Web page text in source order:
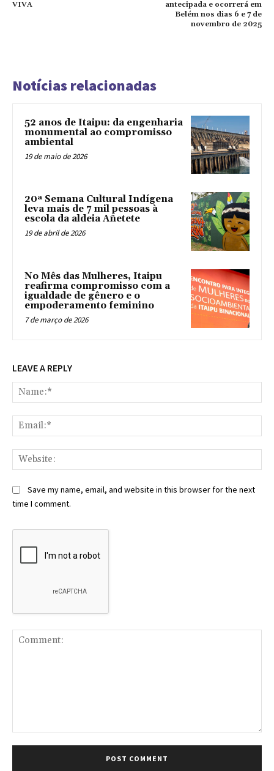
VIVA
antecipada e ocorrerá em
Belém nos dias 6 e 7 de
novembro de 2025
Notícias relacionadas
52 anos de Itaipu: da engenharia
monumental ao compromisso
ambiental
19 de maio de 2026
20ª Semana Cultural Indígena
leva mais de 7 mil pessoas à
escola da aldeia Añetete
19 de abril de 2026
No Mês das Mulheres, Itaipu
reafirma compromisso com a
igualdade de gênero e o
empoderamento feminino
7 de março de 2026
LEAVE A REPLY
Save my name, email, and website in this browser for the next
time I comment.